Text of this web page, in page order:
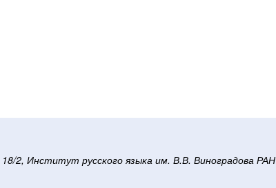
2, Институт русского языка им. В.В. Виноградова РАН